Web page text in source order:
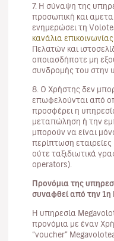
7. Η σύναψη της
προσωπική και
ενημερώσει τη
κανάλια
Πελατών και
οποιασδήποτε μη
συνδρομής του στην
8. Ο Χρήστης δεν
επωφελούνται από
προσφέρει η
μεταπώληση ή την
μπορούν να είναι
περίπτωση
ούτε ταξιδιωτικά
operators).
Προνόμια της
συναφθεί από την 1η
Η υπηρεσία
προνόμια με έναν
“voucher”